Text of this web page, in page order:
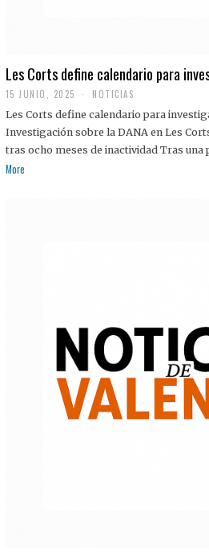
Les Corts define calendario para
15 JUNIO, 2025 NOTICIAS
Les Corts define calendario para
Investigación sobre la DANA en Les
tras ocho meses de inactividad Tras una
More